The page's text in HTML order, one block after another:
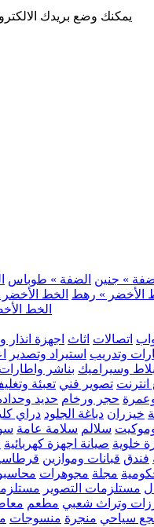
يمكنك وضع بريدك
» جنين الضفة » طوباس
الأخضر » رهط الخط
الخط
اتصالات اثاث اجهزة انذار
وتدريب استيراد وتصدير
بلاط وسيراميك بناشر واطارات
تصوير فني تعبئة
حجر ورخام حديد
خيزران دباغة الجلود دراي
سلالم سلامة عامة
خلوية صيانة اجهزة كهربائية
فندق قبانات وموازين
مجلة مجوهرات
مستلزمات التصوير
وتراث شعبي مطعم
سياحي منجرة منسوجات